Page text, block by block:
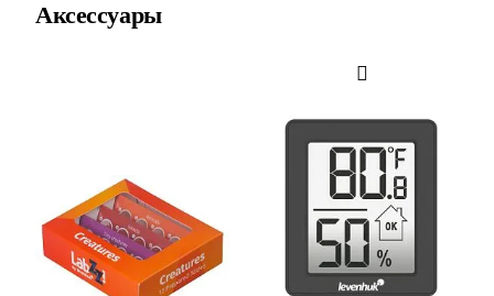
Аксессуары